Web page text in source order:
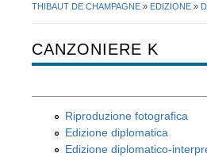
THIBAUT DE CHAMPAGNE » EDIZIONE »
CANZONIERE K
Riproduzione fotografica
Edizione diplomatica
Edizione diplomatico-